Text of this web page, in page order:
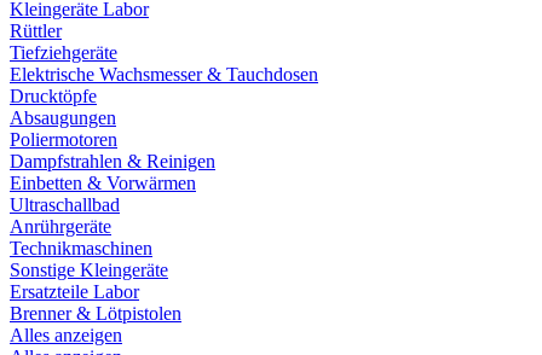
Kleingeräte Labor
Rüttler
Tiefziehgeräte
Elektrische Wachsmesser & Tauchdosen
Drucktöpfe
Absaugungen
Poliermotoren
Dampfstrahlen & Reinigen
Einbetten & Vorwärmen
Ultraschallbad
Anrührgeräte
Technikmaschinen
Sonstige Kleingeräte
Ersatzteile Labor
Brenner & Lötpistolen
Alles anzeigen